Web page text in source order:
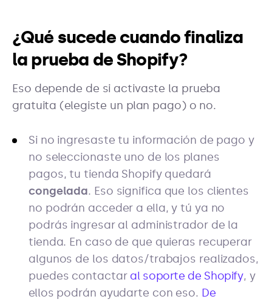
¿Qué sucede cuando finaliza
la prueba de Shopify?
Eso depende de si activaste la prueba
gratuita (elegiste un plan pago) o no.
Si no ingresaste tu información de pago y
no seleccionaste uno de los planes
pagos, tu tienda Shopify quedará
congelada. Eso significa que los clientes
no podrán acceder a ella, y tú ya no
podrás ingresar al administrador de la
tienda. En caso de que quieras recuperar
algunos de los datos/trabajos realizados,
puedes contactar al soporte de Shopify, y
ellos podrán ayudarte con eso. De